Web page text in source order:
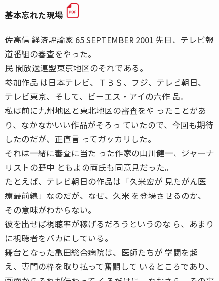
基本忘れた現場
佐高信 経済評論家 65 SEPTEMBER 2001 先日、テレビ報
道番組の審査をやった。
民 間放送連盟東京地区のそれである。
参加作品 は日本テレビ、ＴＢＳ、フジ、テレビ朝日、
テレビ東京、そして、ビーエス・アイの六作 品。
私は前に九州地区と東北地区の審査をや ったことがあ
り、なかなかいい作品がそろっ ていたので、今回も期待
したのだが、正直言 ってガッカリした。
それは一緒に審査に当た った作家の山川健一、ジャーナ
リストの野中 ともよの両氏も同意見だった。
たとえば、テレビ朝日の作品は「久米宏が 見たがん医
療最前線」なのだが、なぜ、久米 を登場させるのか、
その意味がわからない。
彼を出せば視聴率が稼げるだろうというのな ら、あまり
に視聴者をバカにしている。
舞台となった亀田総合病院は、医師たちが 学閥を超
え、専門の枠を取り払って奮闘して いるところであり、